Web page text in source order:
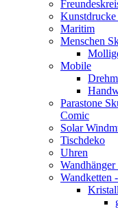
Maritim
Menschen
Mobile
Parastone
Comic
Solar
Tischdeko
Uhren
Wandketten